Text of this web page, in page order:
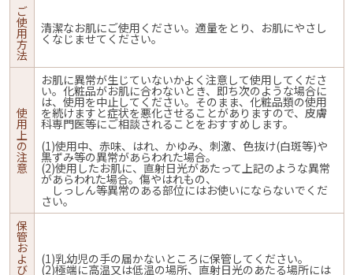
ご
使
用
方
法
清潔なお肌にご使用ください。適量をとり、お肌にやさし
くなじませてください。
使
用
上
の
注
意
お肌に異常が生じていないかよく注意して使用してくださ
い。化粧品がお肌に合わないとき、即ち次のような場合に
は、使用を中止してください。そのまま、化粧品類の使用
を続けますと症状を悪化させることがありますので、皮膚
科専門医等にご相談されることをおすすめします。
(1)使用中、赤味、はれ、かゆみ、刺激、色抜け(白斑等)や
黒ずみ等の異常があらわれた場合。
(2)使用したお肌に、直射日光があたって上記のような異常
があらわれた場合。傷やはれもの、
しっしん等異常のある部位にはお使いにならないでくだ
さい。
保
管
お
よ
び
(1)乳幼児の手の届かないところに保管してください。
(2)極端に高温又は低温の場所、直射日光のあたる場所には